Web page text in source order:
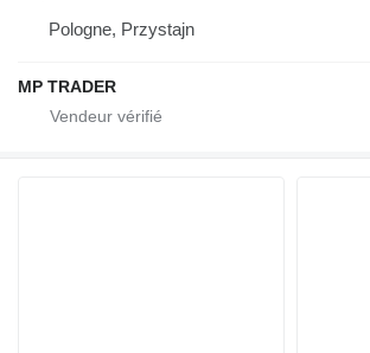
Pologne, Przystajn
MP TRADER